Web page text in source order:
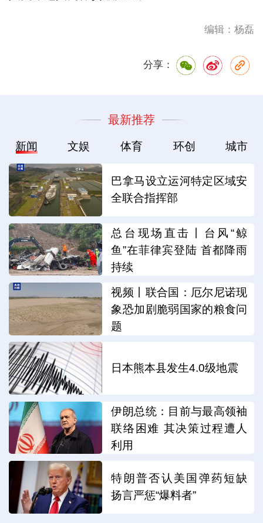
编辑：杨磊
分享：
最新推荐
新闻 文娱 体育 环创 城市
巴拿马设立运河特定区域安
全联合指挥部
总台现场直击丨台风“鲸
鱼”在菲律宾登陆 首都降雨
持续
视频丨联合国：厄尔尼诺现
象恐加剧脆弱国家的粮食问
题
日本熊本县发生4.0级地震
伊朗总统：目前与最高领袖
联络困难 其决策过程遭人
利用
特朗普否认美国弹药短缺
扬言严惩“爆料者”